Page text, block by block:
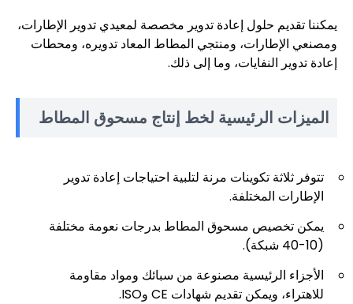
يمكننا تقديم حلول إعادة تدوير مخصصة لمعيدي تدوير الإطارات،
ومصنعي الإطارات، ومنتجي المطاط المعاد تدويره، ومحطات
إعادة تدوير النفايات، وما إلى ذلك.
الميزات الرئيسية لخط إنتاج مسحوق المطاط
تتوفر ثلاثة تكوينات مرنة لتلبية احتياجات إعادة تدوير
الإطارات المختلفة.
يمكن تخصيص مسحوق المطاط بدرجات نعومة مختلفة
(10-40 شبكة).
الأجزاء الرئيسية مصنوعة من سبائك ومواد مقاومة
للاهتراء، ويمكن تقديم شهادات CE وISO.